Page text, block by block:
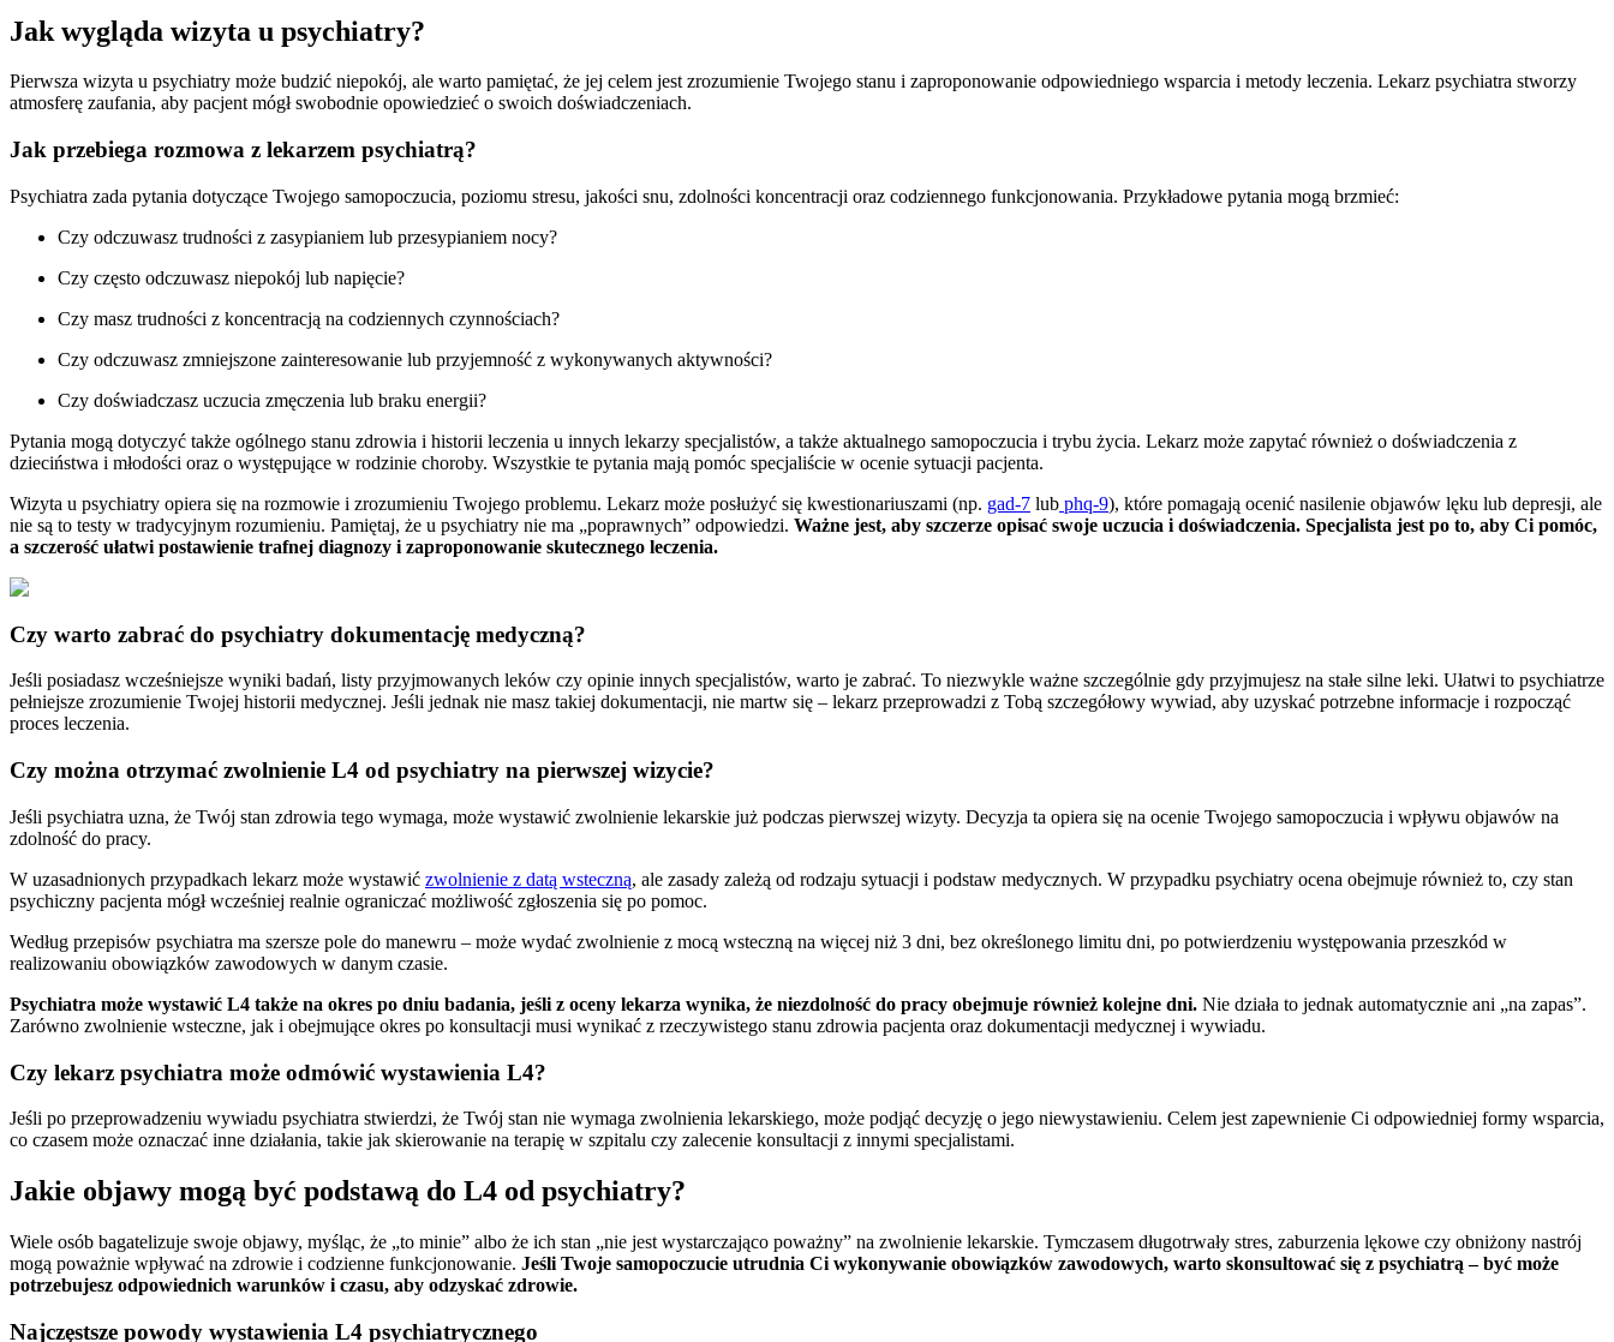
Jak wygląda wizyta u psychiatry?
Pierwsza wizyta u psychiatry może budzić niepokój, ale warto pamiętać, że jej celem jest zrozumienie Twojego stanu i zaproponowanie odpowiedniego wsparcia i metody leczenia. Lekarz psychiatra stworzy
atmosferę zaufania, aby pacjent mógł swobodnie opowiedzieć o swoich doświadczeniach.
Jak przebiega rozmowa z lekarzem psychiatrą?
Psychiatra zada pytania dotyczące Twojego samopoczucia, poziomu stresu, jakości snu, zdolności koncentracji oraz codziennego funkcjonowania. Przykładowe pytania mogą brzmieć:
Czy odczuwasz trudności z zasypianiem lub przesypianiem nocy?​
Czy często odczuwasz niepokój lub napięcie?​
Czy masz trudności z koncentracją na codziennych czynnościach?​
Czy odczuwasz zmniejszone zainteresowanie lub przyjemność z wykonywanych aktywności?​
Czy doświadczasz uczucia zmęczenia lub braku energii?
Pytania mogą dotyczyć także ogólnego stanu zdrowia i historii leczenia u innych lekarzy specjalistów, a także aktualnego samopoczucia i trybu życia. Lekarz może zapytać również o doświadczenia z
dzieciństwa i młodości oraz o występujące w rodzinie choroby. Wszystkie te pytania mają pomóc specjaliście w ocenie sytuacji pacjenta.
Wizyta u psychiatry opiera się na rozmowie i zrozumieniu Twojego problemu. Lekarz może posłużyć się kwestionariuszami (np. gad-7 lub phq-9), które pomagają ocenić nasilenie objawów lęku lub depresji, ale
nie są to testy w tradycyjnym rozumieniu. Pamiętaj, że u psychiatry nie ma „poprawnych” odpowiedzi. Ważne jest, aby szczerze opisać swoje uczucia i doświadczenia. Specjalista jest po to, aby Ci pomóc,
a szczerość ułatwi postawienie trafnej diagnozy i zaproponowanie skutecznego leczenia.
Czy warto zabrać do psychiatry dokumentację medyczną?
Jeśli posiadasz wcześniejsze wyniki badań, listy przyjmowanych leków czy opinie innych specjalistów, warto je zabrać. To niezwykle ważne szczególnie gdy przyjmujesz na stałe silne leki. Ułatwi to psychiatrze
pełniejsze zrozumienie Twojej historii medycznej. Jeśli jednak nie masz takiej dokumentacji, nie martw się – lekarz przeprowadzi z Tobą szczegółowy wywiad, aby uzyskać potrzebne informacje i rozpocząć
proces leczenia.
Czy można otrzymać zwolnienie L4 od psychiatry na pierwszej wizycie?
Jeśli psychiatra uzna, że Twój stan zdrowia tego wymaga, może wystawić zwolnienie lekarskie już podczas pierwszej wizyty. Decyzja ta opiera się na ocenie Twojego samopoczucia i wpływu objawów na
zdolność do pracy.
W uzasadnionych przypadkach lekarz może wystawić zwolnienie z datą wsteczną, ale zasady zależą od rodzaju sytuacji i podstaw medycznych. W przypadku psychiatry ocena obejmuje również to, czy stan
psychiczny pacjenta mógł wcześniej realnie ograniczać możliwość zgłoszenia się po pomoc.
Według przepisów psychiatra ma szersze pole do manewru – może wydać zwolnienie z mocą wsteczną na więcej niż 3 dni, bez określonego limitu dni, po potwierdzeniu występowania przeszkód w
realizowaniu obowiązków zawodowych w danym czasie.
Psychiatra może wystawić L4 także na okres po dniu badania, jeśli z oceny lekarza wynika, że niezdolność do pracy obejmuje również kolejne dni. Nie działa to jednak automatycznie ani „na zapas”.
Zarówno zwolnienie wsteczne, jak i obejmujące okres po konsultacji musi wynikać z rzeczywistego stanu zdrowia pacjenta oraz dokumentacji medycznej i wywiadu.
Czy lekarz psychiatra może odmówić wystawienia L4?
Jeśli po przeprowadzeniu wywiadu psychiatra stwierdzi, że Twój stan nie wymaga zwolnienia lekarskiego, może podjąć decyzję o jego niewystawieniu. Celem jest zapewnienie Ci odpowiedniej formy wsparcia,
co czasem może oznaczać inne działania, takie jak skierowanie na terapię w szpitalu czy zalecenie konsultacji z innymi specjalistami.
Jakie objawy mogą być podstawą do L4 od psychiatry?
Wiele osób bagatelizuje swoje objawy, myśląc, że „to minie” albo że ich stan „nie jest wystarczająco poważny” na zwolnienie lekarskie. Tymczasem długotrwały stres, zaburzenia lękowe czy obniżony nastrój
mogą poważnie wpływać na zdrowie i codzienne funkcjonowanie. Jeśli Twoje samopoczucie utrudnia Ci wykonywanie obowiązków zawodowych, warto skonsultować się z psychiatrą – być może
potrzebujesz odpowiednich warunków i czasu, aby odzyskać zdrowie.
Najczęstsze powody wystawienia L4 psychiatrycznego